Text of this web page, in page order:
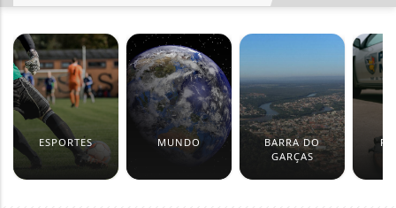
ESPORTES MUNDO
BARRA DO
GARÇAS